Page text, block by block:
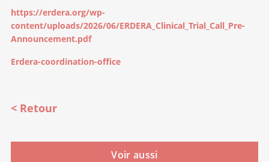
https://erdera.org/wp-
content/uploads/2026/06/ERDERA_Clinical_Trial_Call_Pre-
Announcement.pdf
Erdera-coordination-office
Retour
Voir aussi